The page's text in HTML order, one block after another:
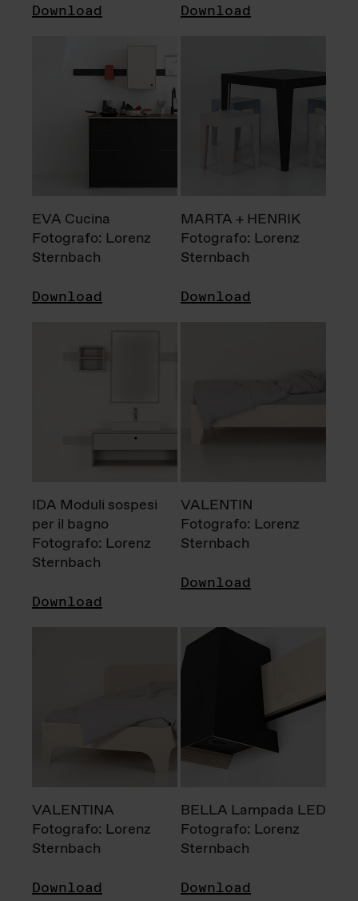
Download Download
EVA Cucina
Fotografo: Lorenz
Sternbach
Download
MARTA + HENRIK
Fotografo: Lorenz
Sternbach
Download
IDA Moduli sospesi
per il bagno
Fotografo: Lorenz
Sternbach
Download
VALENTIN
Fotografo: Lorenz
Sternbach
Download
VALENTINA
Fotografo: Lorenz
Sternbach
Download
BELLA Lampada LED
Fotografo: Lorenz
Sternbach
Download